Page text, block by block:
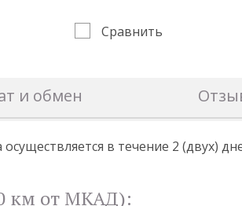
Сравнить
и обмен
в течение 2 (двух)
км от МКАД):